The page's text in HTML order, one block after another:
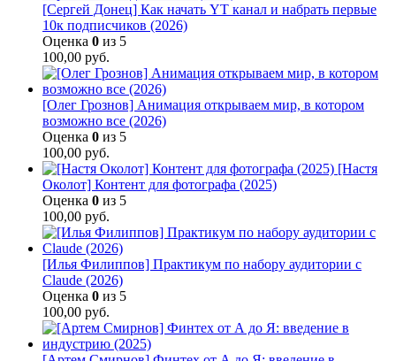
[Сергей Донец] Как начать YT канал и набрать первые
10к подписчиков (2026)
Оценка 0 из 5
100,00 руб.
[Олег Грознов] Анимация открываем мир, в котором
возможно все (2026)
Оценка 0 из 5
100,00 руб.
[Настя
Околот] Контент для фотографа (2025)
Оценка 0 из 5
100,00 руб.
[Илья Филиппов] Практикум по набору аудитории с
Claude (2026)
Оценка 0 из 5
100,00 руб.